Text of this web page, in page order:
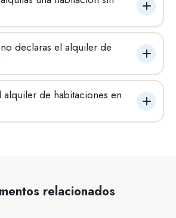
declaras el alquiler de
de habitaciones en
relacionados